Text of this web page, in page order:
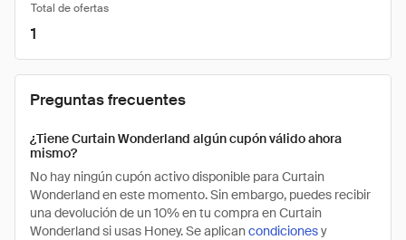
Total de ofertas
1
Preguntas frecuentes
¿Tiene Curtain Wonderland algún cupón válido ahora
mismo?
No hay ningún cupón activo disponible para Curtain
Wonderland en este momento. Sin embargo, puedes recibir
una devolución de un 10% en tu compra en Curtain
Wonderland si usas Honey. Se aplicancondicionesy